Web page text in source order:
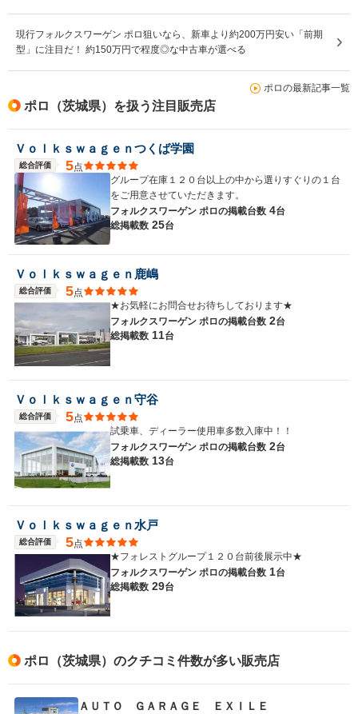
現行フォルクスワーゲン ポロ狙いなら、新車より約200万円安い「前期
型」に注目だ！ 約150万円で程度◎な中古車が選べる
ポロの最新記事一覧
ポロ（茨城県）を扱う注目販売店
Ｖｏｌｋｓｗａｇｅｎつくば学園
総合評価 5点
グループ在庫１２０台以上の中から選りすぐりの１台
をご用意させていただきます。
フォルクスワーゲン ポロの掲載台数 4台
総掲載数 25台
Ｖｏｌｋｓｗａｇｅｎ鹿嶋
総合評価 5点
★お気軽にお問合せお待ちしております★
フォルクスワーゲン ポロの掲載台数 2台
総掲載数 11台
Ｖｏｌｋｓｗａｇｅｎ守谷
総合評価 5点
試乗車、ディーラー使用車多数入庫中！！
フォルクスワーゲン ポロの掲載台数 2台
総掲載数 13台
Ｖｏｌｋｓｗａｇｅｎ水戸
総合評価 5点
★フォレストグループ１２０台前後展示中★
フォルクスワーゲン ポロの掲載台数 1台
総掲載数 29台
ポロ（茨城県）のクチコミ件数が多い販売店
ＡＵＴＯ ＧＡＲＡＧＥ ＥＸＩＬＥ